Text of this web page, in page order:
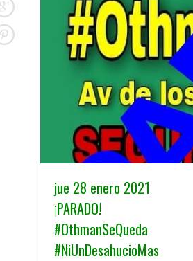
jue 28 enero 2021
¡PARADO!
#OthmanSeQueda
#NiUnDesahucioMas